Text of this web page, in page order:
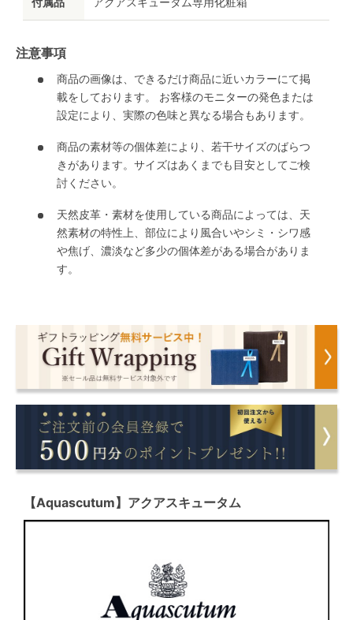
注意事項
商品の画像は、できるだけ商品に近いカラーにて掲
載をしております。 お客様のモニターの発色または
設定により、実際の色味と異なる場合もあります。
商品の素材等の個体差により、若干サイズのばらつ
きがあります。サイズはあくまでも目安としてご検
討ください。
天然皮革・素材を使用している商品によっては、天
然素材の特性上、部位により風合いやシミ・シワ感
や焦げ、濃淡など多少の個体差がある場合がありま
す。
【Aquascutum】アクアスキュータム